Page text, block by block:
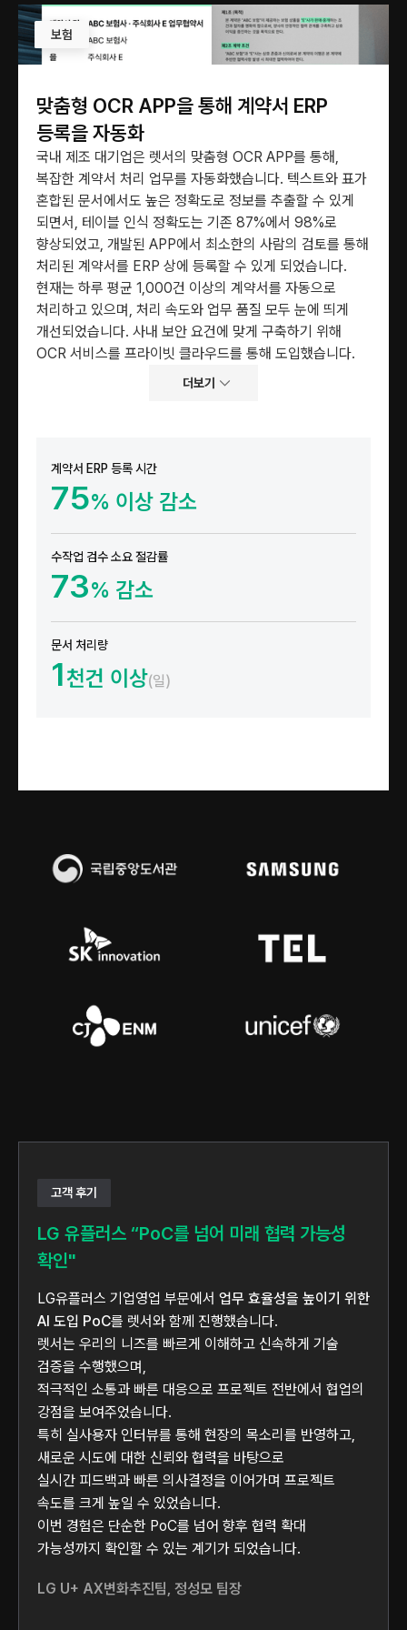
보험
맞춤형 OCR APP을 통해 계약서 ERP
등록을 자동화
국내 제조 대기업은 렛서의 맞춤형 OCR APP를 통해,
복잡한 계약서 처리 업무를 자동화했습니다. 텍스트와 표가
혼합된 문서에서도 높은 정확도로 정보를 추출할 수 있게
되면서, 테이블 인식 정확도는 기존 87%에서 98%로
향상되었고, 개발된 APP에서 최소한의 사람의 검토를 통해
처리된 계약서를 ERP 상에 등록할 수 있게 되었습니다.
현재는 하루 평균 1,000건 이상의 계약서를 자동으로
처리하고 있으며, 처리 속도와 업무 품질 모두 눈에 띄게
개선되었습니다. 사내 보안 요건에 맞게 구축하기 위해
OCR 서비스를 프라이빗 클라우드를 통해 도입했습니다.
더보기
계약서 ERP 등록 시간
75% 이상 감소
수작업 검수 소요 절감률
73% 감소
문서 처리량
1천건 이상(일)
고객 후기
LG 유플러스 “PoC를 넘어 미래 협력 가능성
확인"
LG유플러스 기업영업 부문에서 업무 효율성을 높이기 위한
AI 도입 PoC를 렛서와 함께 진행했습니다.
렛서는 우리의 니즈를 빠르게 이해하고 신속하게 기술
검증을 수행했으며,
적극적인 소통과 빠른 대응으로 프로젝트 전반에서 협업의
강점을 보여주었습니다.
특히 실사용자 인터뷰를 통해 현장의 목소리를 반영하고,
새로운 시도에 대한 신뢰와 협력을 바탕으로
실시간 피드백과 빠른 의사결정을 이어가며 프로젝트
속도를 크게 높일 수 있었습니다.
이번 경험은 단순한 PoC를 넘어 향후 협력 확대
가능성까지 확인할 수 있는 계기가 되었습니다.
LG U+ AX변화추진팀, 정성모 팀장